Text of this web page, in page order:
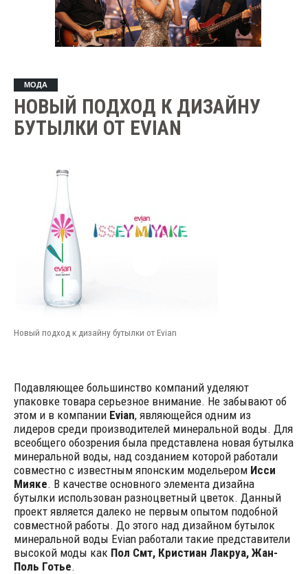
МОДА
НОВЫЙ ПОДХОД К ДИЗАЙНУ
БУТЫЛКИ ОТ EVIAN
Новый подход к дизайну бутылки от Evian
Подавляющее большинство компаний уделяют
упаковке товара серьезное внимание. Не забывают об
этом и в компании Evian, являющейся одним из
лидеров среди производителей минеральной воды. Для
всеобщего обозрения была представлена новая бутылка
минеральной воды, над созданием которой работали
совместно с известным японским модельеромИсси
Мияке. В качестве основного элемента дизайна
бутылки использован разноцветный цветок. Данный
проект является далеко не первым опытом подобной
совместной работы. До этого над дизайном бутылок
минеральной воды Evian работали такие представители
высокой моды как Пол Смт, Кристиан Лакруа, Жан-
Поль Готье.